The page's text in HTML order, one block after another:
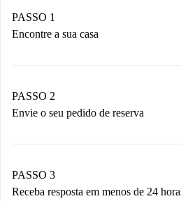
PASSO 1
Encontre a sua casa
Você tem todas as informações
antecipadamente.
PASSO 2
Envie o seu pedido de reserva
Não cobramos nada até que o
PASSO 3
Receba resposta em menos de 24